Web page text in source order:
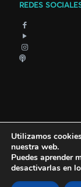
REDES
© 2018
Utilizamos
nuestra web.
Puedes aprender
desactivarlas en